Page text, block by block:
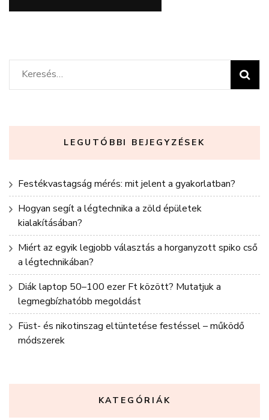
Keresés:
LEGUTÓBBI BEJEGYZÉSEK
Festékvastagság mérés: mit jelent a gyakorlatban?
Hogyan segít a légtechnika a zöld épületek
kialakításában?
Miért az egyik legjobb választás a horganyzott spiko cső
a légtechnikában?
Diák laptop 50–100 ezer Ft között? Mutatjuk a
legmegbízhatóbb megoldást
Füst- és nikotinszag eltüntetése festéssel – működő
módszerek
KATEGÓRIÁK